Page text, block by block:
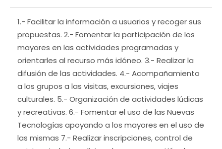
1.- Facilitar la información a usuarios y recoger sus
propuestas. 2.- Fomentar la participación de los
mayores en las actividades programadas y
orientarles al recurso más idóneo. 3.- Realizar la
difusión de las actividades. 4.- Acompañamiento
a los grupos a las visitas, excursiones, viajes
culturales. 5.- Organización de actividades lúdicas
y recreativas. 6.- Fomentar el uso de las Nuevas
Tecnologías apoyando a los mayores en el uso de
las mismas 7.- Realizar inscripciones, control de